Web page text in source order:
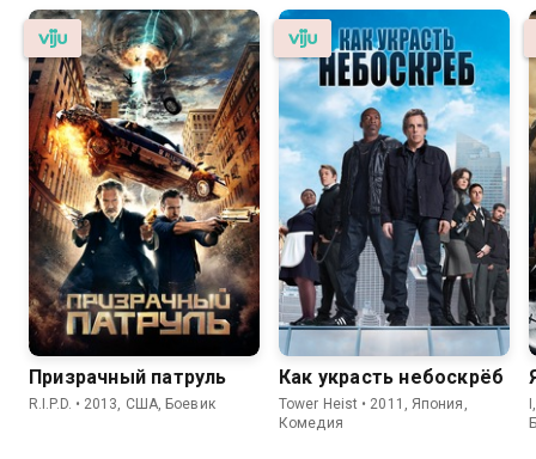
Призрачный патруль
R.I.P.D. • 2013, США, Боевик
Как украсть небоскрёб
Tower Heist • 2011, Япония,
Комедия